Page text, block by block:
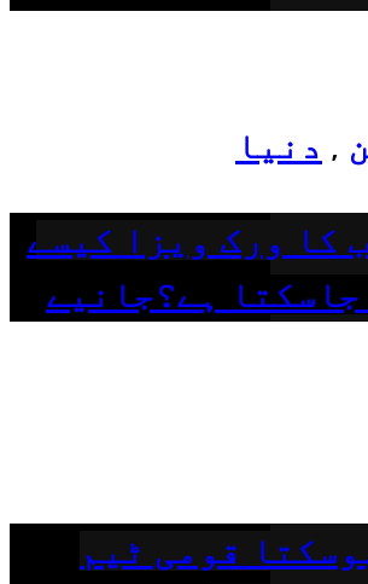
, دنیا
کا ورک ویزا کیسے
ہے؟جانیے
قومی ٹیم